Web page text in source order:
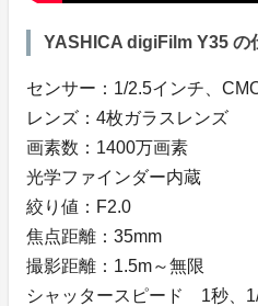
YASHICA digiFilm Y35 の
センサー：1/2.5インチ、
レンズ：4枚ガラスレンズ
画素数：1400万画素
光学ファインダー内蔵
絞り値：F2.0
焦点距離：35mm
撮影距離：1.5m～無限
シャッタースピード 1秒、